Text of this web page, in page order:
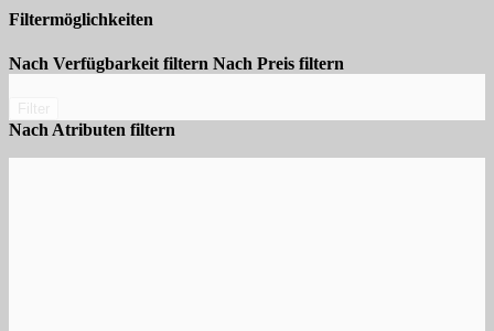
Filtermöglichkeiten
Nach Verfügbarkeit filtern Nach Preis filtern
Nach Atributen filtern